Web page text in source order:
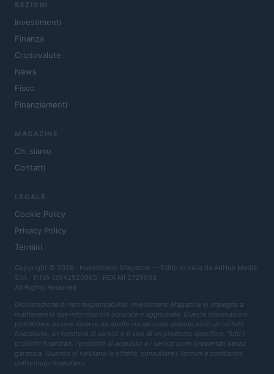
SEZIONI
Investimenti
Finanza
Criptovalute
News
Fisco
Finanziamenti
MAGAZINE
Chi siamo
Contatti
LEGALE
Cookie Policy
Privacy Policy
Termini
Copyright © 2026 · Investimenti Magazine — Edito in Italia da AdHub Media
S.r.l. · P.IVA 13542920965 · REA MI 2729933
All Rights Reserved
Dichiarazione di non responsabilità: Investimenti Magazine si impegna a
mantenere le sue informazioni accurate e aggiornate. Queste informazioni
potrebbero essere diverse da quelle visualizzate quando visiti un istituto
finanziario, un fornitore di servizi o il sito di un prodotto specifico. Tutti i
prodotti finanziari, i prodotti di acquisto e i servizi sono presentati senza
garanzia. Quando si valutano le offerte, consultare i Termini e condizioni
dell'istituto finanziario.